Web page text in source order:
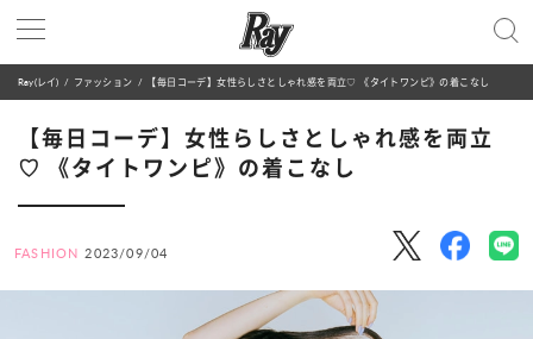
Ray(レイ) ファッション 【毎日コーデ】女性らしさとしゃれ感を両立♡ 《タイトワンピ》の着こなし
【毎日コーデ】女性らしさとしゃれ感を両立
♡ 《タイトワンピ》の着こなし
FASHION 2023/09/04